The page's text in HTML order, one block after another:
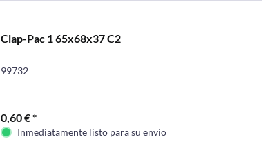
Clap-Pac 1 65x68x37 C2
99732
0,60 € *
Inmediatamente listo para su envío